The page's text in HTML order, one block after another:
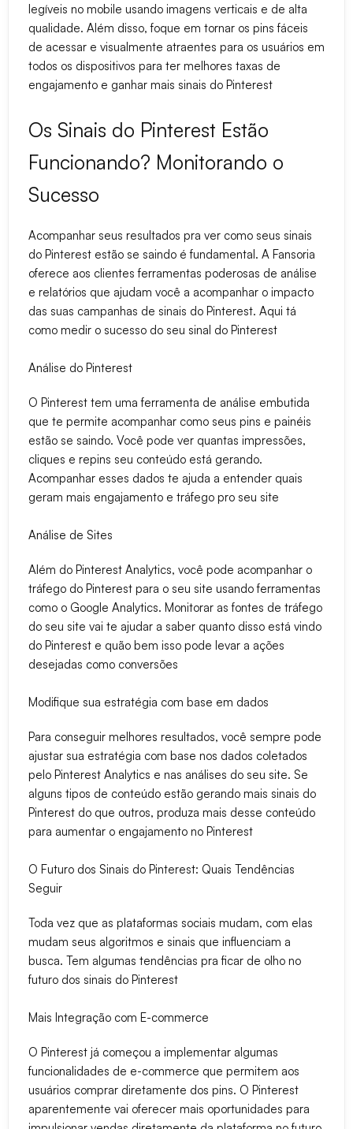
legíveis no mobile usando imagens verticais e de alta
qualidade. Além disso, foque em tornar os pins fáceis
de acessar e visualmente atraentes para os usuários em
todos os dispositivos para ter melhores taxas de
engajamento e ganhar mais sinais do Pinterest
Os Sinais do Pinterest Estão
Funcionando? Monitorando o
Sucesso
Acompanhar seus resultados pra ver como seus sinais
do Pinterest estão se saindo é fundamental. A Fansoria
oferece aos clientes ferramentas poderosas de análise
e relatórios que ajudam você a acompanhar o impacto
das suas campanhas de sinais do Pinterest. Aqui tá
como medir o sucesso do seu sinal do Pinterest
Análise do Pinterest
O Pinterest tem uma ferramenta de análise embutida
que te permite acompanhar como seus pins e painéis
estão se saindo. Você pode ver quantas impressões,
cliques e repins seu conteúdo está gerando.
Acompanhar esses dados te ajuda a entender quais
geram mais engajamento e tráfego pro seu site
Análise de Sites
Além do Pinterest Analytics, você pode acompanhar o
tráfego do Pinterest para o seu site usando ferramentas
como o Google Analytics. Monitorar as fontes de tráfego
do seu site vai te ajudar a saber quanto disso está vindo
do Pinterest e quão bem isso pode levar a ações
desejadas como conversões
Modifique sua estratégia com base em dados
Para conseguir melhores resultados, você sempre pode
ajustar sua estratégia com base nos dados coletados
pelo Pinterest Analytics e nas análises do seu site. Se
alguns tipos de conteúdo estão gerando mais sinais do
Pinterest do que outros, produza mais desse conteúdo
para aumentar o engajamento no Pinterest
O Futuro dos Sinais do Pinterest: Quais Tendências
Seguir
Toda vez que as plataformas sociais mudam, com elas
mudam seus algoritmos e sinais que influenciam a
busca. Tem algumas tendências pra ficar de olho no
futuro dos sinais do Pinterest
Mais Integração com E-commerce
O Pinterest já começou a implementar algumas
funcionalidades de e-commerce que permitem aos
usuários comprar diretamente dos pins. O Pinterest
aparentemente vai oferecer mais oportunidades para